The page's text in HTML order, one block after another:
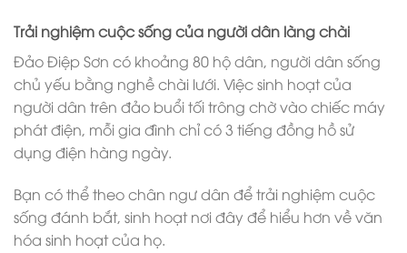
Trải nghiệm cuộc sống của người dân làng chài
Đảo Điệp Sơn có khoảng 80 hộ dân, người dân sống
chủ yếu bằng nghề chài lưới. Việc sinh hoạt của
người dân trên đảo buổi tối trông chờ vào chiếc máy
phát điện, mỗi gia đình chỉ có 3 tiếng đồng hồ sử
dụng điện hàng ngày.
Bạn có thể theo chân ngư dân để trải nghiệm cuộc
sống đánh bắt, sinh hoạt nơi đây để hiểu hơn về văn
hóa sinh hoạt của họ.